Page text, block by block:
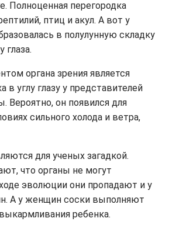
Полноценная перегородка
птиц и акул. А вот у
в полулунную складку
глаза.
органа зрения является
в углу глазу у представителей
Вероятно, он появился для
сильного холода и ветра,
для ученых загадкой.
что органы не могут
эволюции они пропадают и у
А у женщин соски выполняют
ребенка.